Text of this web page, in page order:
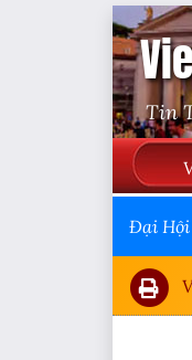
Tin
Đại Hội